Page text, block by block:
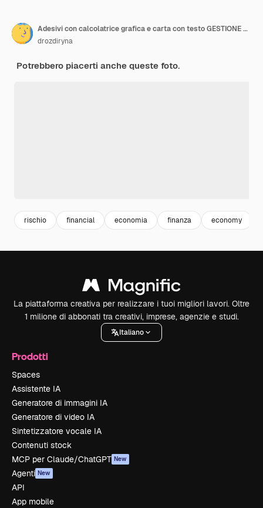
Adesivi con calcolatrice grafica e carta con testo GESTIONE DEL RISCHIO su fondo bianco
drozdiryna
Potrebbero piacerti anche queste foto.
rischio financial economia finanza economy
La piattaforma creativa per realizzare i tuoi migliori lavori. Oltre
1 milione di abbonati tra creativi, imprese, agenzie e studi.
Italiano
Prodotti
Spaces
Assistente IA
Generatore di immagini IA
Generatore di video IA
Sintetizzatore vocale IA
Contenuti stock
MCP per Claude/ChatGPT New
Agenti New
API
App mobile